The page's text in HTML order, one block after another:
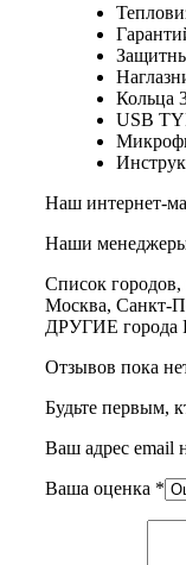
Кольца
USB
Наш интернет-
Наши менеджеры
Список городов,
Москва, Санкт-
ДРУГИЕ города
Отзывов пока
Будьте первым,
Ваш адрес email
Ваша оценка *